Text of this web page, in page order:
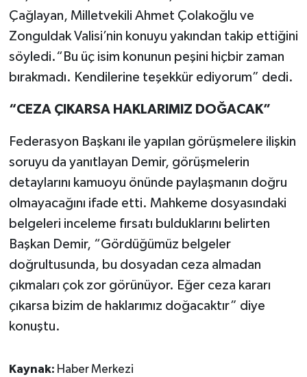
Çağlayan, Milletvekili Ahmet Çolakoğlu ve
Zonguldak Valisi’nin konuyu yakından takip ettiğini
söyledi.“Bu üç isim konunun peşini hiçbir zaman
bırakmadı. Kendilerine teşekkür ediyorum” dedi.
“CEZA ÇIKARSA HAKLARIMIZ DOĞACAK”
Federasyon Başkanı ile yapılan görüşmelere ilişkin
soruyu da yanıtlayan Demir, görüşmelerin
detaylarını kamuoyu önünde paylaşmanın doğru
olmayacağını ifade etti. Mahkeme dosyasındaki
belgeleri inceleme fırsatı bulduklarını belirten
Başkan Demir, “Gördüğümüz belgeler
doğrultusunda, bu dosyadan ceza almadan
çıkmaları çok zor görünüyor. Eğer ceza kararı
çıkarsa bizim de haklarımız doğacaktır” diye
konuştu.
Kaynak: Haber Merkezi